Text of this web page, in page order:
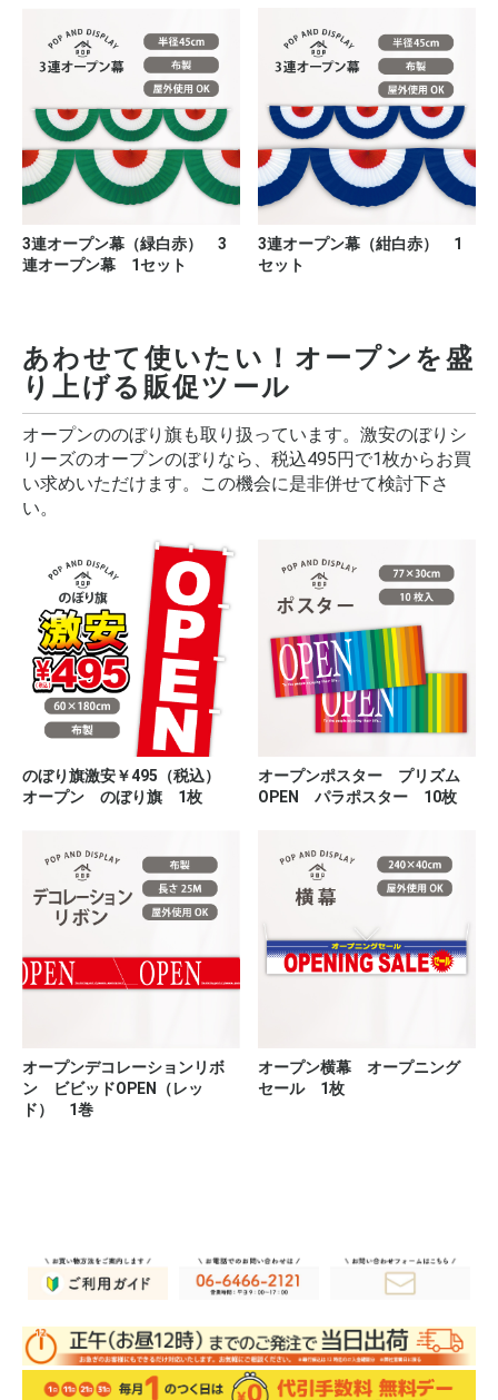
3連オープン幕（緑白赤） 3
連オープン幕 1セット
3連オープン幕（紺白赤） 1
セット
あわせて使いたい！オープンを盛
り上げる販促ツール
オープンののぼり旗も取り扱っています。激安のぼりシ
リーズのオープンのぼりなら、税込495円で1枚からお買
い求めいただけます。この機会に是非併せて検討下さ
い。
のぼり旗激安￥495（税込）
オープン のぼり旗 1枚
オープンポスター プリズム
OPEN パラポスター 10枚
オープンデコレーションリボ
ン ビビッドOPEN（レッ
ド） 1巻
オープン横幕 オープニング
セール 1枚